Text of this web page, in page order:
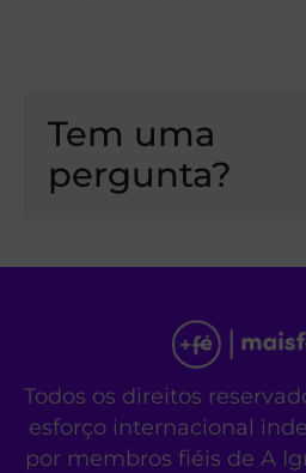
Tem uma
pergunta?
Todos os direitos
esforço internacional
por membros fiéis de A